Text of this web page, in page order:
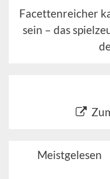
Facettenreicher
sein – das
Meistgelesen